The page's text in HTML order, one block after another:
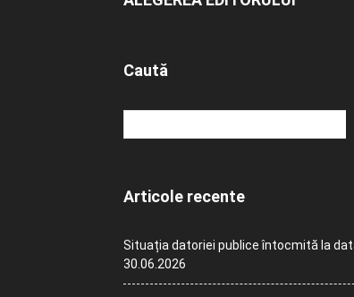
Caută
Articole recente
Situația datoriei publice întocmită la
30.06.2026